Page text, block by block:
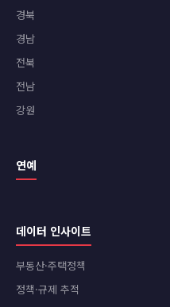
경북
경남
전북
전남
강원
연예
데이터 인사이트
부동산·주택정책
정책·규제 추적